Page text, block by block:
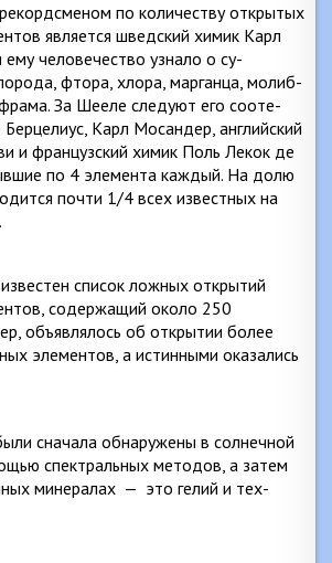
по количеству откры­тых
является шведский химик Карл
человечество узнало о су­
фтора, хлора, марганца, молиб­
За Шееле следуют его сооте­
Карл Мосандер, англий­ский
и французский химик Поль Лекок де
по 4 элемента каждый. На долю
почти 1/4 всех извест­ных на
список ложных открытий
содержащий около 250
объявлялось об открытии более
элементов, а истинными оказались
сначала обнаружены в солнеч­ной
спектральных методов, а за­тем
минералах — это гелий и тех­